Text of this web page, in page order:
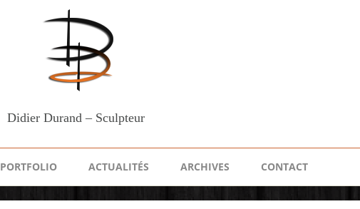
Didier Durand – Sculpteur
PORTFOLIO ACTUALITÉS ARCHIVES CONTACT